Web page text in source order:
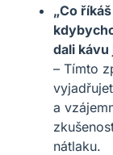
„Co
dali kávu
– Tímto
a
nátlaku.